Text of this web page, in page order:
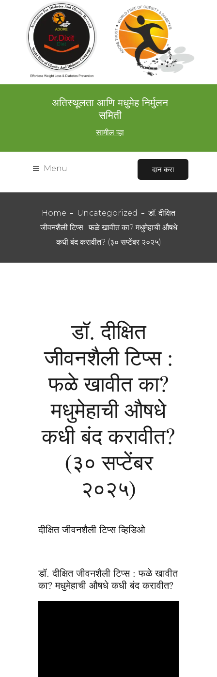
अतिस्थूलता आणि मधुमेह निर्मुलन
समिती
सामील व्हा
Menu दान करा
Home Uncategorized
डॉ. दीक्षित
जीवनशैली टिप्स : फळे खावीत का? मधुमेहाची औषधे
कधी बंद करावीत? (३० सप्टेंबर २०२५)
डॉ. दीक्षित
जीवनशैली टिप्स :
फळे खावीत का?
मधुमेहाची औषधे
कधी बंद करावीत?
(३० सप्टेंबर
२०२५)
दीक्षित जीवनशैली टिप्स व्हिडिओ
डॉ. दीक्षित जीवनशैली टिप्स : फळे खावीत
का? मधुमेहाची औषधे कधी बंद करावीत?